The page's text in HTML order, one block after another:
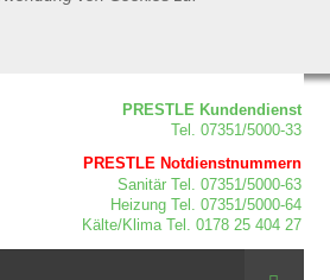
PRESTLE Kundendienst
Tel. 07351/5000-33
PRESTLE Notdienstnummern
Sanitär Tel. 07351/5000-63
Heizung Tel. 07351/5000-64
Kälte/Klima Tel. 0178 25 404 27